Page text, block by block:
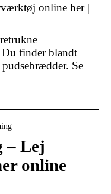
online her |
finder blandt
Se
– Lej
online